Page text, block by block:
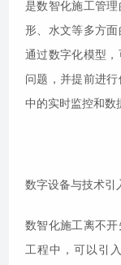
是数智化施工管
形、水文等多方面
通过数字化模型
问题，并提前进
中的实时监控和数
数字设备与技术引
数智化施工离不
工程中，可以引